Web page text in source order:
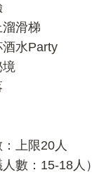
溜滑梯
水Party
境
上限20人
數：15-18人）